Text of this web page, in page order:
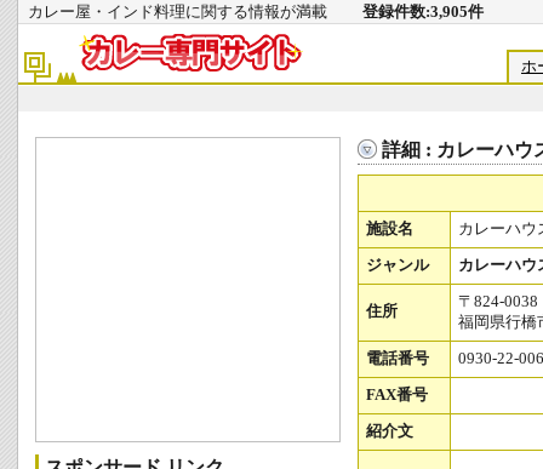
カレー屋・インド料理に関する情報が満載 登録件数:3,905件
ホ
詳細 : カレーハウ
施設名 カレーハウ
ジャンル カレーハウ
住所
〒824-0038
福岡県行橋
電話番号 0930-22-
FAX番号
紹介文